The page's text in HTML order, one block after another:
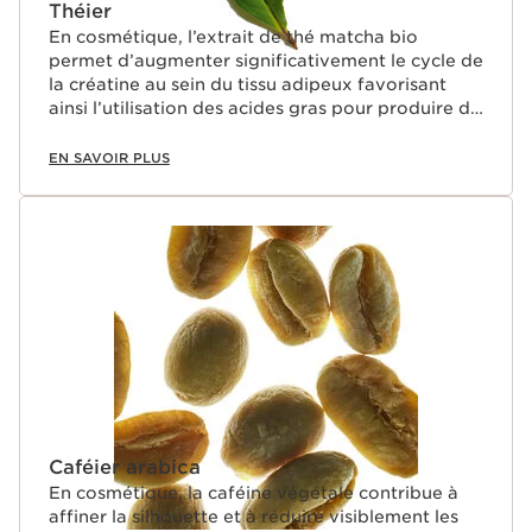
Théier
En cosmétique, l’extrait de thé matcha bio
permet d’augmenter significativement le cycle de
la créatine au sein du tissu adipeux favorisant
ainsi l’utilisation des acides gras pour produire de
les adipocytes.
EN SAVOIR PLUS
Caféier arabica
En cosmétique, la caféine végétale contribue à
affiner la silhouette et à réduire visiblement les